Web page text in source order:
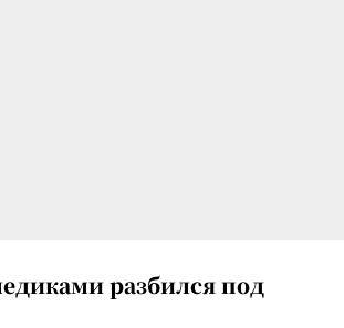
разбился под